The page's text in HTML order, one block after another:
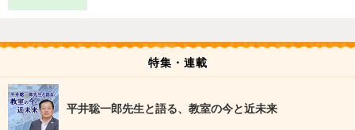
特集・連載
平井聡一郎先生と語る、教室の今と近未来